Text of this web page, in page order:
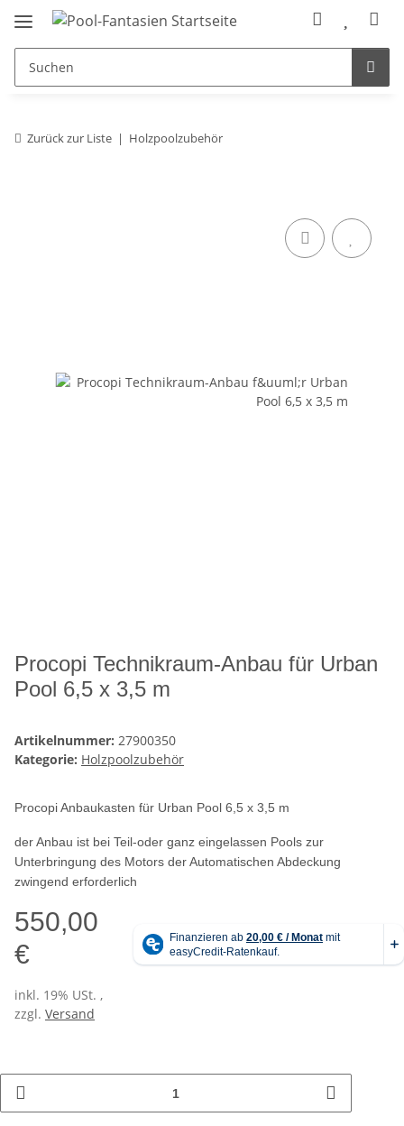
Zurück zur Liste Holzpoolzubehör
Procopi Technikraum-Anbau für Urban
Pool 6,5 x 3,5 m
Artikelnummer: 27900350
Kategorie: Holzpoolzubehör
Procopi Anbaukasten für Urban Pool 6,5 x 3,5 m
der Anbau ist bei Teil-oder ganz eingelassen Pools zur
Unterbringung des Motors der Automatischen Abdeckung
zwingend erforderlich
550,00
€
inkl. 19% USt. ,
zzgl. Versand